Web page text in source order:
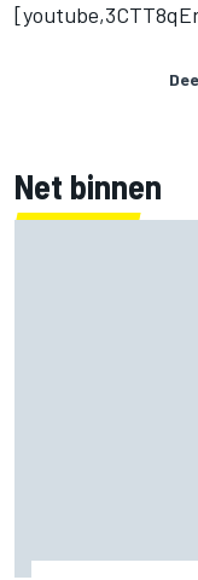
Net binnen